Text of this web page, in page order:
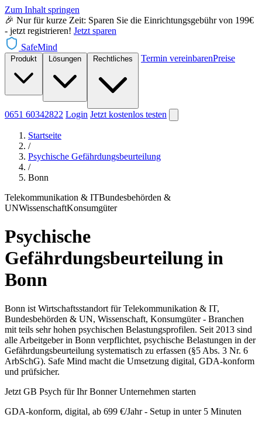
Zum Inhalt springen
🎉 Nur für kurze Zeit: Sparen Sie die Einrichtungsgebühr von 199€
- jetzt registrieren! Jetzt sparen
SafeMind
Termin vereinbarenPreise
0651 60342822 Login Jetzt kostenlos testen
Startseite
/
Psychische Gefährdungsbeurteilung
/
Bonn
Telekommunikation & ITBundesbehörden &
UNWissenschaftKonsumgüter
Psychische
Gefährdungsbeurteilung in
Bonn
Bonn ist Wirtschaftsstandort für Telekommunikation & IT,
Bundesbehörden & UN, Wissenschaft, Konsumgüter - Branchen
mit teils sehr hohen psychischen Belastungsprofilen. Seit 2013 sind
alle Arbeitgeber in Bonn verpflichtet, psychische Belastungen in der
Gefährdungsbeurteilung systematisch zu erfassen (§5 Abs. 3 Nr. 6
ArbSchG). Safe Mind macht die Umsetzung digital, GDA-konform
und prüfsicher.
Jetzt GB Psych für Ihr Bonner Unternehmen starten
GDA-konform, digital, ab 699 €/Jahr - Setup in unter 5 Minuten